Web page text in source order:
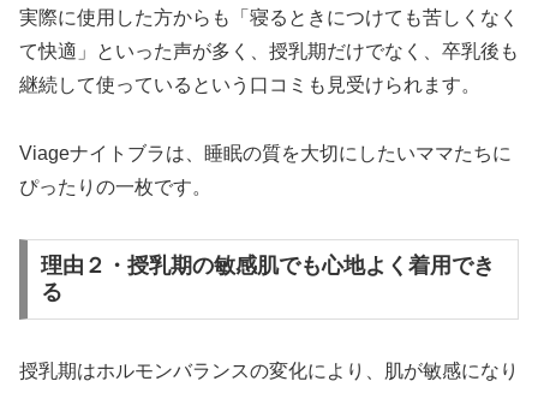
実際に使用した方からも「寝るときにつけても苦しくなく
て快適」といった声が多く、授乳期だけでなく、卒乳後も
継続して使っているという口コミも見受けられます。
Viageナイトブラは、睡眠の質を大切にしたいママたちに
ぴったりの一枚です。
理由２・授乳期の敏感肌でも心地よく着用でき
る
授乳期はホルモンバランスの変化により、肌が敏感になり